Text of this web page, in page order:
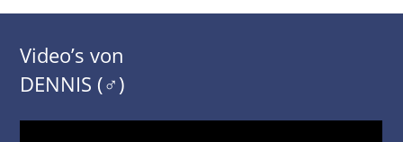
Video’s von
DENNIS (♂)